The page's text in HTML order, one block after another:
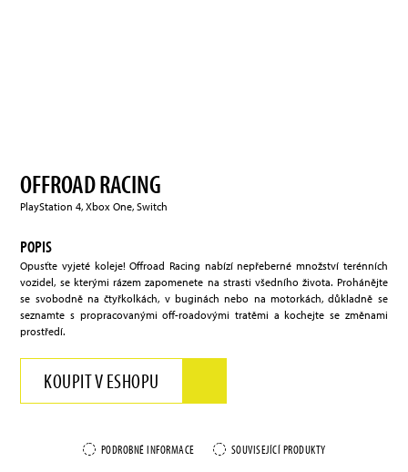
OFFROAD RACING
PlayStation 4, Xbox One, Switch
POPIS
Opusťte vyjeté koleje! Offroad Racing nabízí nepřeberné množství terénních
vozidel, se kterými rázem zapomenete na strasti všedního života. Prohánějte
se svobodně na čtyřkolkách, v buginách nebo na motorkách, důkladně se
seznamte s propracovanými off-roadovými tratěmi a kochejte se změnami
prostředí.
KOUPIT V ESHOPU
PODROBNÉ INFORMACE SOUVISEJÍCÍ PRODUKTY